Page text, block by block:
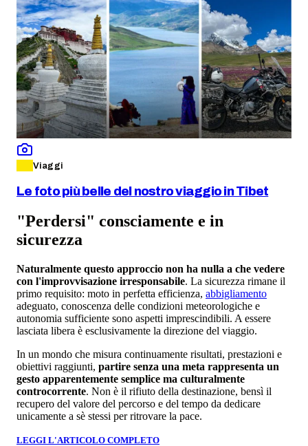
Viaggi
Le foto più belle del nostro viaggio in Tibet
"Perdersi" consciamente e in
sicurezza
Naturalmente questo approccio non ha nulla a che vedere
con l'improvvisazione irresponsabile. La sicurezza rimane il
primo requisito: moto in perfetta efficienza, abbigliamento
adeguato, conoscenza delle condizioni meteorologiche e
autonomia sufficiente sono aspetti imprescindibili. A essere
lasciata libera è esclusivamente la direzione del viaggio.
In un mondo che misura continuamente risultati, prestazioni e
obiettivi raggiunti, partire senza una meta rappresenta un
gesto apparentemente semplice ma culturalmente
controcorrente. Non è il rifiuto della destinazione, bensì il
recupero del valore del percorso e del tempo da dedicare
unicamente a sè stessi per ritrovare la pace.
LEGGI L'ARTICOLO COMPLETO